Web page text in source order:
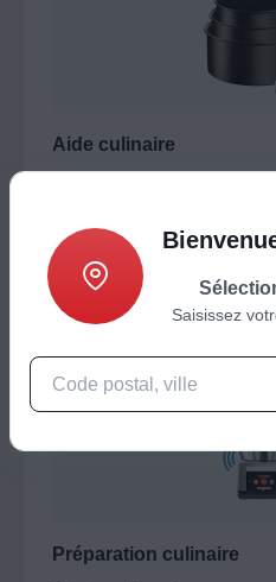
Aide culinaire
Plat / Terrine / Moule
Pâtisserie
Préparation culinaire
Saisissez